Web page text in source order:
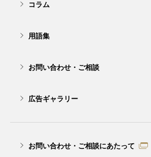
コラム
用語集
お問い合わせ・ご相談
広告ギャラリー
お問い合わせ・ご相談にあたって